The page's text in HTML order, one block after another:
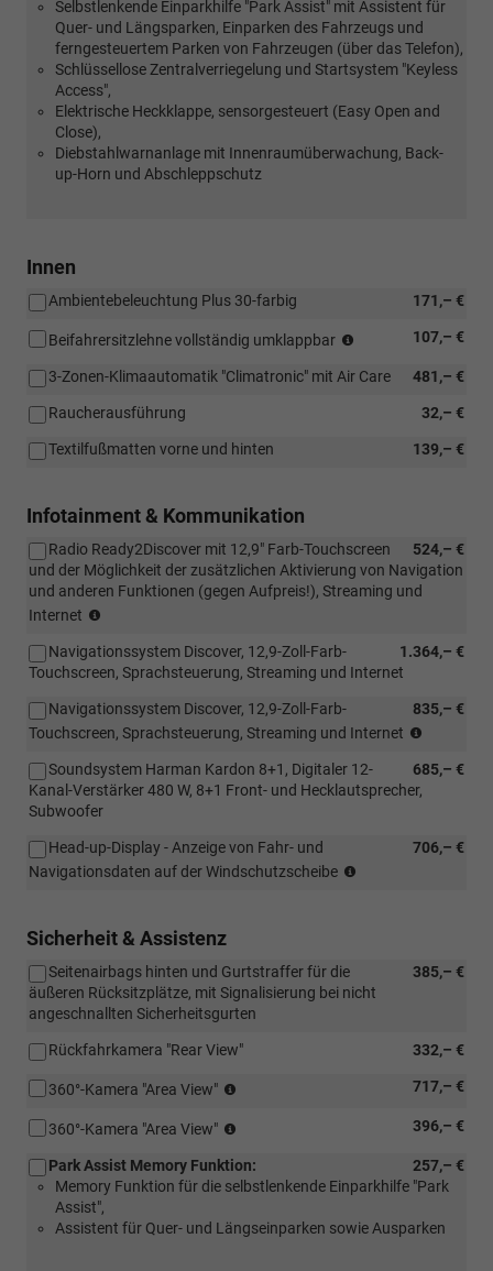
Selbstlenkende Einparkhilfe "Park Assist" mit Assistent für
Quer- und Längsparken, Einparken des Fahrzeugs und
ferngesteuertem Parken von Fahrzeugen (über das Telefon),
Schlüssellose Zentralverriegelung und Startsystem "Keyless
Access",
Elektrische Heckklappe, sensorgesteuert (Easy Open and
Close),
Diebstahlwarnanlage mit Innenraumüberwachung, Back-
up-Horn und Abschleppschutz
Innen
171,– €
Ambientebeleuchtung Plus 30-farbig
107,– €
Beifahrersitzlehne vollständig umklappbar
Verbindung
ergoActive
Polsterung
aus
ArtVelours/Stoff)
481,– €
3-Zonen-Klimaautomatik "Climatronic" mit Air Care
32,– €
Raucherausführung
139,– €
Textilfußmatten vorne und hinten
Infotainment & Kommunikation
524,– €
Radio Ready2Discover mit 12,9" Farb-Touchscreen
und der Möglichkeit der zusätzlichen Aktivierung von Navigation
und anderen Funktionen (gegen Aufpreis!), Streaming und
Internet
Verbindung
mit
Volldigitales
Kombiinstrument
Cockpit
Pro")
1.364,– €
Navigationssystem Discover, 12,9-Zoll-Farb-
Touchscreen, Sprachsteuerung, Streaming und Internet
835,– €
Navigationssystem Discover, 12,9-Zoll-Farb-
Touchscreen, Sprachsteuerung, Streaming und Internet
685,– €
Soundsystem Harman Kardon 8+1, Digitaler 12-
Kanal-Verstärker 480 W, 8+1 Front- und Hecklautsprecher,
Subwoofer
706,– €
Head-up-Display - Anzeige von Fahr- und
Navigationsdaten auf der Windschutzscheibe
Ready2Discover
Navigationssystem
Discover)
Sicherheit & Assistenz
385,– €
Seitenairbags hinten und Gurtstraffer für die
äußeren Rücksitzplätze, mit Signalisierung bei nicht
angeschnallten Sicherheitsgurten
332,– €
Rückfahrkamera "Rear View"
717,– €
360°-Kamera "Area View"
[RBB]
Radio
oder
396,– €
360°-Kamera "Area View"
Verbindung
mit
Radio
257,– €
Park Assist Memory Funktion:
Memory Funktion für die selbstlenkende Einparkhilfe "Park
Assist",
Assistent für Quer- und Längseinparken sowie Ausparken